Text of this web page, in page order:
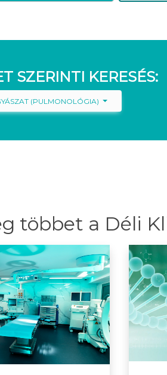
SZERINTI KERESÉS:
(PULMONOLÓGIA)
többet a Déli